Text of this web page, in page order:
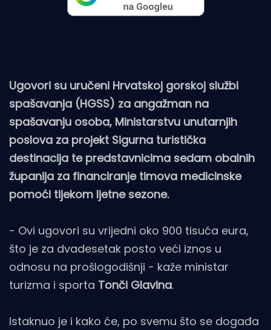
Ugovori su uručeni Hrvatskoj gorskoj službi
spašavanja (HGSS) za angažman na
spašavanju osoba, Ministarstvu unutarnjih
poslova za projekt Sigurna turistička
destinacija te predstavnicima sedam obalnih
županija za financiranje timova medicinske
pomoći tijekom ljetne sezone.
- Ovi ugovori su vrijedni oko 900 tisuća eura,
što je za dvadesetak posto veći iznos u
odnosu na prošlogodišnji - kaže ministar
turizma i sporta Tonči Glavina.
Istaknuo je i kako će, po svemu što se događa